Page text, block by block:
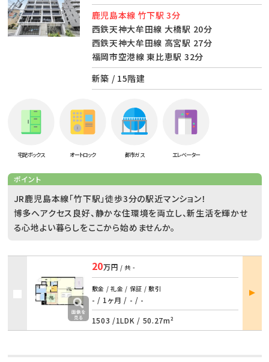
鹿児島本線 竹下駅 3分
西鉄天神大牟田線 大橋駅 20分
西鉄天神大牟田線 高宮駅 27分
福岡市空港線 東比恵駅 32分
新築 / 15階建
宅配ボックス オートロック 都市ガス エレベーター
ポイント
JR鹿児島本線「竹下駅」徒歩3分の駅近マンション！
博多へアクセス良好、静かな住環境を両立し、新生活を輝かせ
る心地よい暮らしをここから始めませんか。
20万円 / 共 -
敷金 / 礼金 / 保証 / 敷引
- / 1ヶ月 / - / -
1503 /1LDK / 50.27m²
部屋
詳細